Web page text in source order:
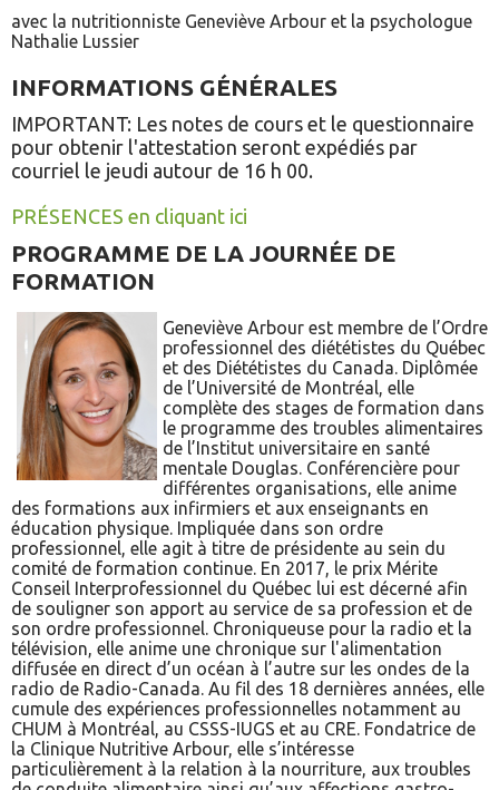
avec la nutritionniste Geneviève Arbour et la psychologue
Nathalie Lussier
INFORMATIONS GÉNÉRALES
IMPORTANT: Les notes de cours et le questionnaire
pour obtenir l'attestation seront expédiés par
courriel le jeudi autour de 16 h 00.
PRÉSENCES en cliquant ici
PROGRAMME DE LA JOURNÉE DE
FORMATION
Geneviève Arbour est membre de l’Ordre
professionnel des diététistes du Québec
et des Diététistes du Canada. Diplômée
de l’Université de Montréal, elle
complète des stages de formation dans
le programme des troubles alimentaires
de l’Institut universitaire en santé
mentale Douglas. Conférencière pour
différentes organisations, elle anime
des formations aux infirmiers et aux enseignants en
éducation physique. Impliquée dans son ordre
professionnel, elle agit à titre de présidente au sein du
comité de formation continue. En 2017, le prix Mérite
Conseil Interprofessionnel du Québec lui est décerné afin
de souligner son apport au service de sa profession et de
son ordre professionnel. Chroniqueuse pour la radio et la
télévision, elle anime une chronique sur l'alimentation
diffusée en direct d’un océan à l’autre sur les ondes de la
radio de Radio-Canada. Au fil des 18 dernières années, elle
cumule des expériences professionnelles notamment au
CHUM à Montréal, au CSSS-IUGS et au CRE. Fondatrice de
la Clinique Nutritive Arbour, elle s’intéresse
particulièrement à la relation à la nourriture, aux troubles